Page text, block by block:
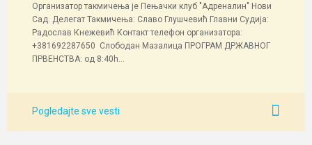
Организатор такмичења је Пењачки клуб "Адреналин" Нови
Сад. Делегат Такмичења: Славо Глушчевић Главни Судија:
Радослав Кнежевић Контакт телефон организатора:
+381692287650 Слободан Мазалица ПРОГРАМ ДРЖАВНОГ
ПРВЕНСТВА: од 8:40h...
Pogledajte sve vesti